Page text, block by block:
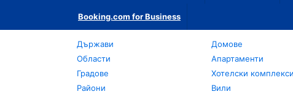
Booking.com for Business
Държави
Области
Градове
Райони
Домове
Апартаменти
Хотелски комплекси
Вили